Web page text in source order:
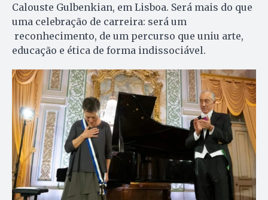
Calouste Gulbenkian, em Lisboa. Será mais do que
uma celebração de carreira: será um
reconhecimento, de um percurso que uniu arte,
educação e ética de forma indissociável.